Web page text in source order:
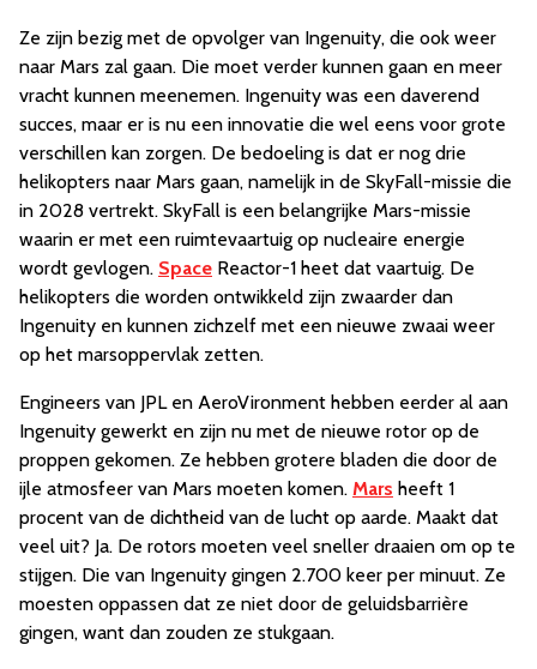
Ze zijn bezig met de opvolger van Ingenuity, die ook weer
naar Mars zal gaan. Die moet verder kunnen gaan en meer
vracht kunnen meenemen. Ingenuity was een daverend
succes, maar er is nu een innovatie die wel eens voor grote
verschillen kan zorgen. De bedoeling is dat er nog drie
helikopters naar Mars gaan, namelijk in de SkyFall-missie die
in 2028 vertrekt. SkyFall is een belangrijke Mars-missie
waarin er met een ruimtevaartuig op nucleaire energie
wordt gevlogen. Space Reactor-1 heet dat vaartuig. De
helikopters die worden ontwikkeld zijn zwaarder dan
Ingenuity en kunnen zichzelf met een nieuwe zwaai weer
op het marsoppervlak zetten.
Engineers van JPL en AeroVironment hebben eerder al aan
Ingenuity gewerkt en zijn nu met de nieuwe rotor op de
proppen gekomen. Ze hebben grotere bladen die door de
ijle atmosfeer van Mars moeten komen. Mars heeft 1
procent van de dichtheid van de lucht op aarde. Maakt dat
veel uit? Ja. De rotors moeten veel sneller draaien om op te
stijgen. Die van Ingenuity gingen 2.700 keer per minuut. Ze
moesten oppassen dat ze niet door de geluidsbarrière
gingen, want dan zouden ze stukgaan.